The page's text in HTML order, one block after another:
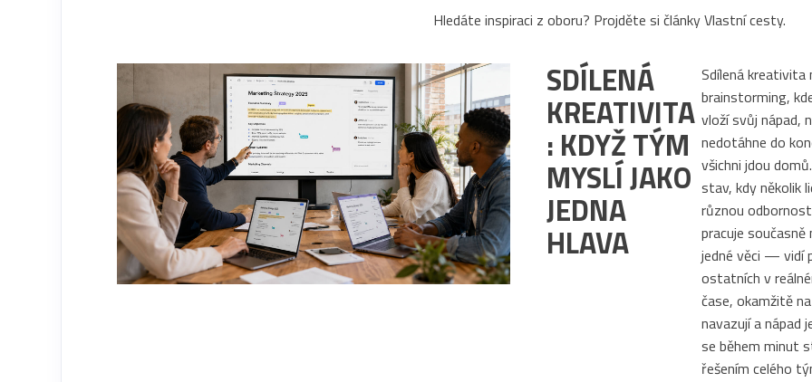
Hledáte inspiraci z oboru? Projděte si články Vlastní cesty.
SDÍLENÁ
KREATIVITA
: KDYŽ TÝM
MYSLÍ JAKO
JEDNA
HLAVA
Sdílená kreativita
brainstorming,
vloží svůj nápad,
nedotáhne do
všichni jdou
stav, kdy několik
různou
pracuje současně
jedné věci — vidí
ostatních v
čase, okamžitě
navazují a nápad
se během minut
řešením celého